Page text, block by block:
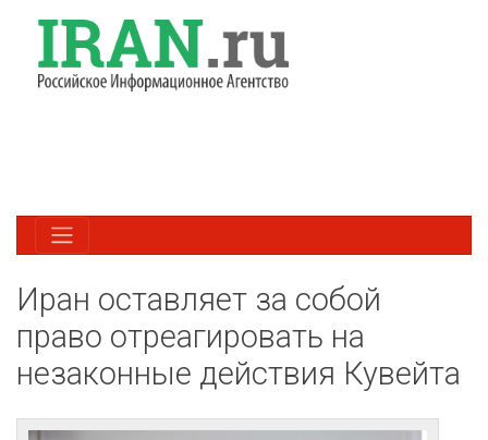
Иран оставляет за собой
право отреагировать на
незаконные действия Кувейта